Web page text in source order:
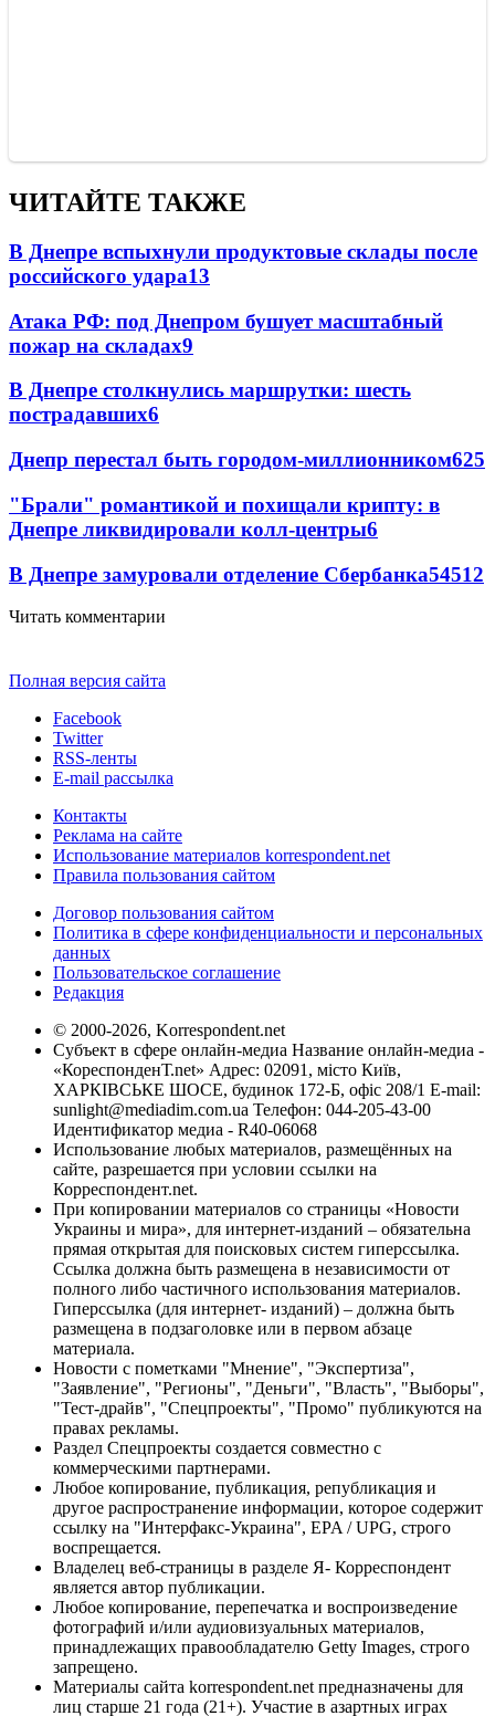
ЧИТАЙТЕ ТАКЖЕ
В Днепре вспыхнули продуктовые склады после
российского удара13
Атака РФ: под Днепром бушует масштабный
пожар на складах9
В Днепре столкнулись маршрутки: шесть
пострадавших6
Днепр перестал быть городом-миллионником625
"Брали" романтикой и похищали крипту: в
Днепре ликвидировали колл-центры6
В Днепре замуровали отделение Сбербанка54512
Читать комментарии
Полная версия сайта
Facebook
Twitter
RSS-ленты
E-mail рассылка
Контакты
Реклама на сайте
Использование материалов korrespondent.net
Правила пользования сайтом
Договор пользования сайтом
Политика в сфере конфиденциальности и персональных
данных
Пользовательское соглашение
Редакция
© 2000-2026, Korrespondent.net
Субъект в сфере онлайн-медиа Название онлайн-медиа -
«КореспонденТ.net» Адрес: 02091, місто Київ,
ХАРКІВСЬКЕ ШОСЕ, будинок 172-Б, офіс 208/1 E-mail:
sunlight@mediadim.com.ua Телефон: 044-205-43-00
Идентификатор медиа - R40-06068
Использование любых материалов, размещённых на
сайте, разрешается при условии ссылки на
Корреспондент.net.
При копировании материалов со страницы «Новости
Украины и мира», для интернет-изданий – обязательна
прямая открытая для поисковых систем гиперссылка.
Ссылка должна быть размещена в независимости от
полного либо частичного использования материалов.
Гиперссылка (для интернет- изданий) – должна быть
размещена в подзаголовке или в первом абзаце
материала.
Новости с пометками "Мнение", "Экспертиза",
"Заявление", "Регионы", "Деньги", "Власть", "Выборы",
"Тест-драйв", "Спецпроекты", "Промо" публикуются на
правах рекламы.
Раздел Спецпроекты создается совместно с
коммерческими партнерами.
Любое копирование, публикация, републикация и
другое распространение информации, которое содержит
ссылку на "Интерфакс-Украина", EPA / UPG, строго
воспрещается.
Владелец веб-страницы в разделе Я- Корреспондент
является автор публикации.
Любое копирование, перепечатка и воспроизведение
фотографий и/или аудиовизуальных материалов,
принадлежащих правообладателю Getty Images, строго
запрещено.
Материалы сайта korrespondent.net предназначены для
лиц старше 21 года (21+). Участие в азартных играх